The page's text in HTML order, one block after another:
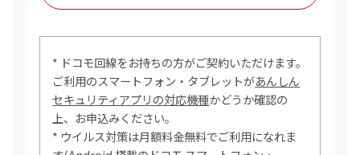
* ドコモ回線をお持ちの方がご契約いただけます。
ご利用のスマートフォン・タブレットがあんしん
セキュリティアプリの対応機種かどうか確認の
上、お申込みください。
* ウイルス対策は月額料金無料でご利用になれま